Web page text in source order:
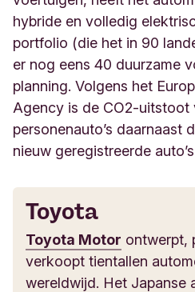
hybride en volledig
portfolio (die het in 90
er nog eens 40 duurzame
planning. Volgens het
Agency is de CO2-uitstoot
personenauto’s daarnaast
nieuw geregistreerde
Toyota
Toyota Motor ontwerpt,
verkoopt tientallen
wereldwijd. Het Japanse